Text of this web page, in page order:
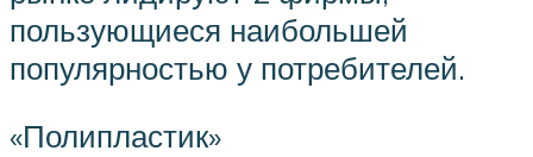
пользующиеся наибольшей
популярностью у потребителей.
«Полипластик»